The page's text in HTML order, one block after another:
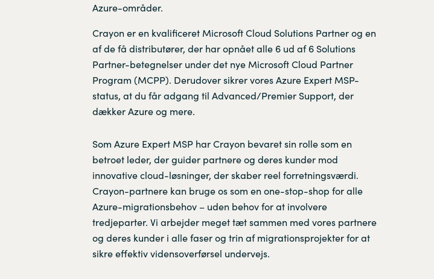
Azure-områder.
Crayon er en kvalificeret Microsoft Cloud Solutions Partner og en
af de få distributører, der har opnået alle 6 ud af 6 Solutions
Partner-betegnelser under det nye Microsoft Cloud Partner
Program (MCPP). Derudover sikrer vores Azure Expert MSP-
status, at du får adgang til Advanced/Premier Support, der
dækker Azure og mere.
Som Azure Expert MSP har Crayon bevaret sin rolle som en
betroet leder, der guider partnere og deres kunder mod
innovative cloud-løsninger, der skaber reel forretningsværdi.
Crayon-partnere kan bruge os som en one-stop-shop for alle
Azure-migrationsbehov – uden behov for at involvere
tredjeparter. Vi arbejder meget tæt sammen med vores partnere
og deres kunder i alle faser og trin af migrationsprojekter for at
sikre effektiv vidensoverførsel undervejs.